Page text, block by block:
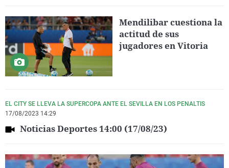
Mendilibar cuestiona la
actitud de sus
jugadores en Vitoria
EL CITY SE LLEVA LA SUPERCOPA ANTE EL SEVILLA EN LOS PENALTIS
17/08/2023 14:29
Noticias Deportes 14:00 (17/08/23)